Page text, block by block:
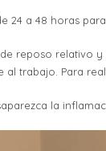
24 a 48 horas
reposo relativo
trabajo. Para
la